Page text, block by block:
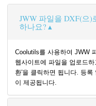
JWW 파일을 DXF(으)
하나요?
Coolutils를 사용하여 JWW
웹사이트에 파일을 업로드
환'을 클릭하면 됩니다. 등
이 제공됩니다.